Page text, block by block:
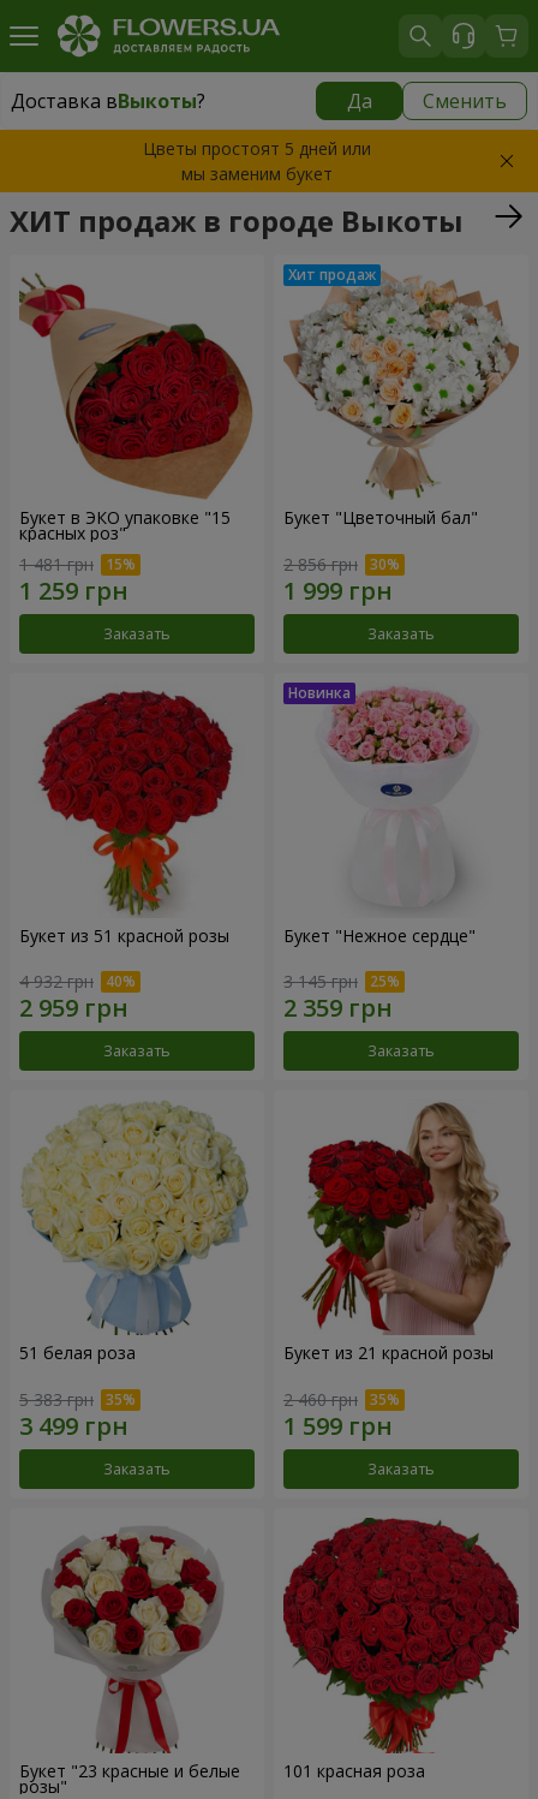
Доставка вВыкоты? Да Сменить
Доставка вВыкоты|
Цветы простоят 5 дней или
мы заменим букет
ХИТ продаж в городе Выкоты
Букет в ЭКО упаковке "15
красных роз"
1 481 грн
Заказать
Букет "Цветочный бал"
2 856 грн
Заказать
Букет из 51 красной розы
4 932 грн
Заказать
Букет "Нежное сердце"
3 145 грн
Заказать
51 белая роза
5 383 грн
Заказать
Букет из 21 красной розы
2 460 грн
Заказать
Букет "23 красные и белые
розы"
101 красная роза